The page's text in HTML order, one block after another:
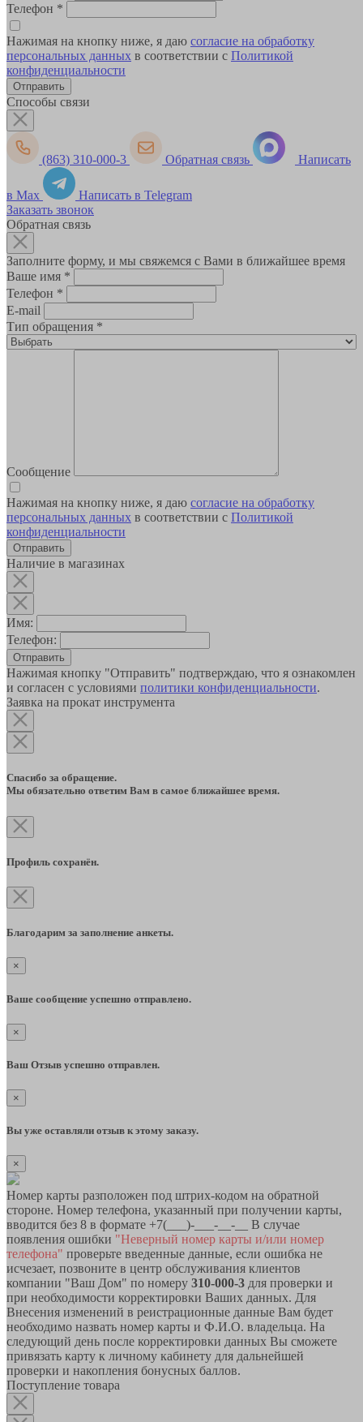
Телефон *
Нажимая на кнопку ниже, я даю согласие на обработку
персональных данных в соответствии с Политикой
конфиденциальности
Способы связи
(863) 310-000-3 Обратная связь Написать
в Max
Написать в Telegram
Заказать звонок
Обратная связь
Заполните форму, и мы свяжемся с Вами в ближайшее время
Ваше имя *
Телефон *
E-mail
Тип обращения *
Сообщение
Нажимая на кнопку ниже, я даю согласие на обработку
персональных данных в соответствии с Политикой
конфиденциальности
Наличие в магазинах
Имя:
Телефон:
Отправить
Нажимая кнопку "Отправить" подтверждаю, что я ознакомлен
и согласен с условиями политики конфиденциальности.
Заявка на прокат инструмента
Спасибо за обращение.
Мы обязательно ответим Вам в самое ближайшее время.
Профиль сохранён.
Благодарим за заполнение анкеты.
×
Ваше сообщение успешно отправлено.
×
Ваш Отзыв успешно отправлен.
×
Вы уже оставляли отзыв к этому заказу.
×
Номер карты разположен под штрих-кодом на обратной
стороне. Номер телефона, указанный при получении карты,
вводится без 8 в формате +7(___)-___-__-__ В случае
появления ошибки "Неверный номер карты и/или номер
телефона" проверьте введенные данные, если ошибка не
исчезает, позвоните в центр обслуживания клиентов
компании "Ваш Дом" по номеру 310-000-3 для проверки и
при необходимости корректировки Ваших данных. Для
Внесения изменений в реистрационные данные Вам будет
необходимо назвать номер карты и Ф.И.О. владельца. На
следующий день после корректировки данных Вы сможете
привязать карту к личному кабинету для дальнейшей
проверки и накопления бонусных баллов.
Поступление товара